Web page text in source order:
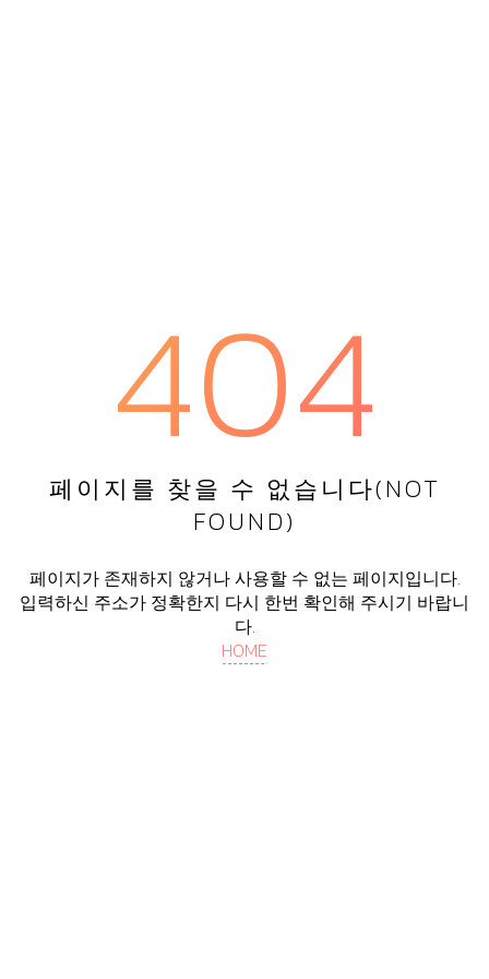
404
페이지를 찾을 수 없습니다(NOT
FOUND)
페이지가 존재하지 않거나 사용할 수 없는 페이지입니다.
입력하신 주소가 정확한지 다시 한번 확인해 주시기 바랍니
다.
HOME